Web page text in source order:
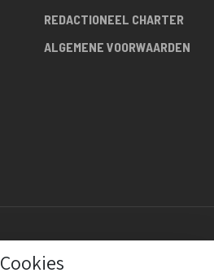
REDACTIONEEL CHARTER
ALGEMENE VOORWAARDEN
Cookies